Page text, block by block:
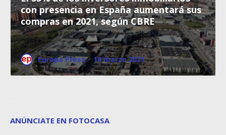
con presencia en España aumentará sus
compras en 2021, según CBRE
Europa Press · 18 marzo 2021
ANÚNCIATE EN FOTOCASA